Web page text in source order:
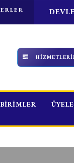
BİRİMLER